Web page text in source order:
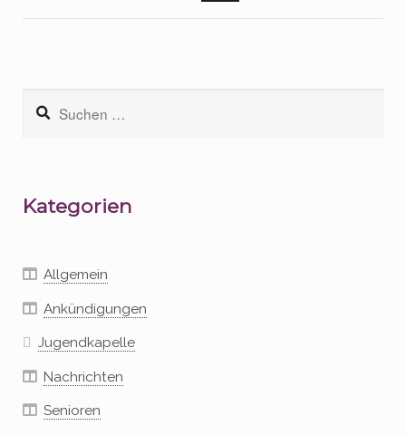
der
nach:
Kategorien
Allgemein
Ankündigungen
Jugendkapelle
Nachrichten
Senioren